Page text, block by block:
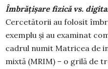
Îmbrățișare fizică vs.
Cercetătorii au folosit
exemplu și au examinat
cadrul numit Matricea de
mixtă (MRIM) – o grilă de